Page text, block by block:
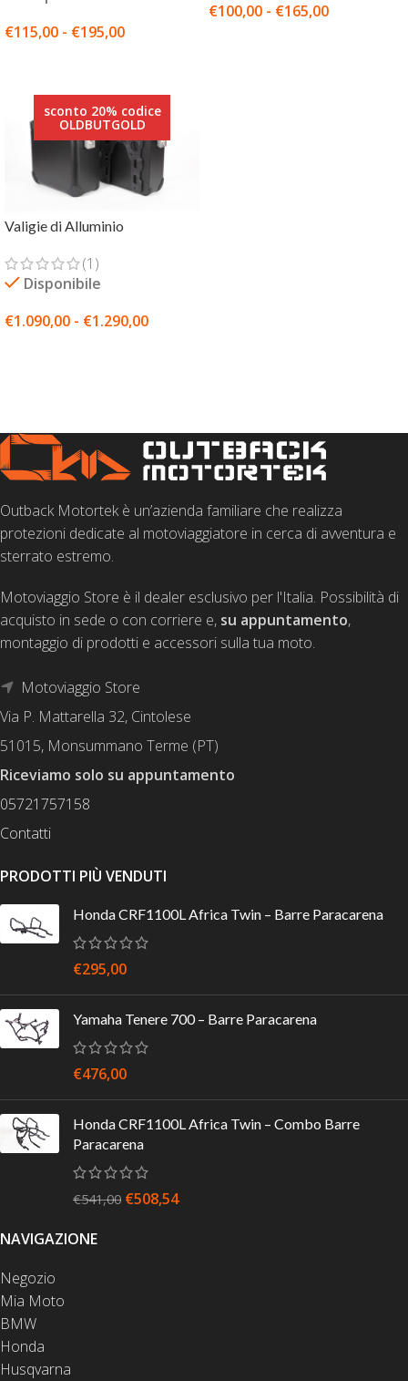
€115,00 - €195,00
€100,00 - €165,00
sconto 20% codice
OLDBUTGOLD
Valigie di Alluminio
(1)
Disponibile
€1.090,00 - €1.290,00
Outback Motortek è un’azienda familiare che realizza
protezioni dedicate al motoviaggiatore in cerca di avventura e
sterrato estremo.
Motoviaggio Store è il dealer esclusivo per l'Italia. Possibilità di
acquisto in sede o con corriere e, su appuntamento,
montaggio di prodotti e accessori sulla tua moto.
Motoviaggio Store
Via P. Mattarella 32, Cintolese
51015, Monsummano Terme (PT)
Riceviamo solo su appuntamento
05721757158
Contatti
PRODOTTI PIÙ VENDUTI
Honda CRF1100L Africa Twin – Barre Paracarena
€295,00
Yamaha Tenere 700 – Barre Paracarena
€476,00
Honda CRF1100L Africa Twin – Combo Barre
Paracarena
€541,00 €508,54
NAVIGAZIONE
Negozio
Mia Moto
BMW
Honda
Husqvarna